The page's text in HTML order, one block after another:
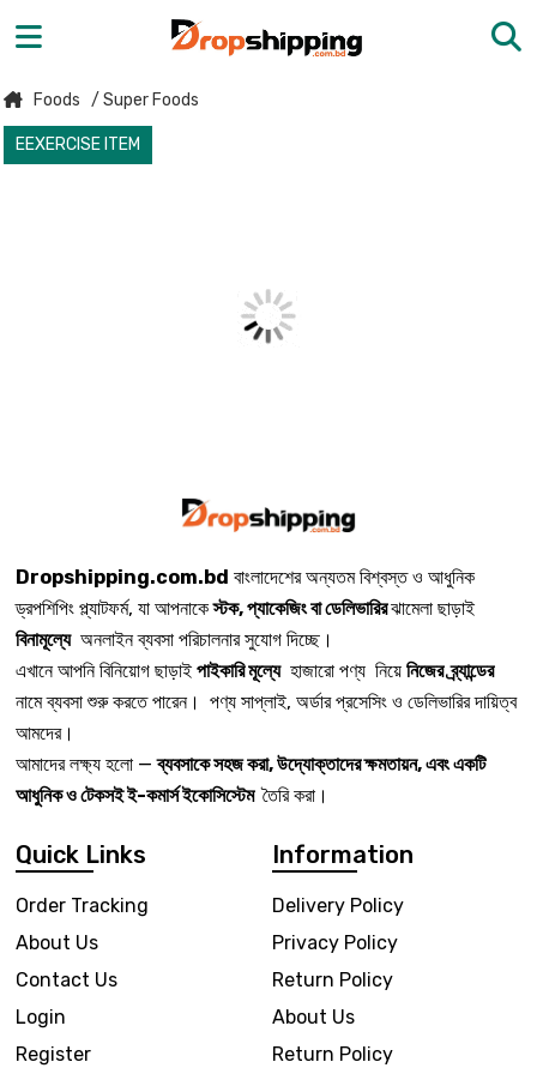
Foods / Super Foods
EEXERCISE ITEM
Dropshipping.com.bd বাংলাদেশের অন্যতম বিশ্বস্ত ও আধুনিক
ড্রপশিপিং প্ল্যাটফর্ম, যা আপনাকেস্টক, প্যাকেজিং বা ডেলিভারিরঝামেলা ছাড়াই
বিনামূল্যেঅনলাইন ব্যবসা পরিচালনার সুযোগ দিচ্ছে।
এখানে আপনি বিনিয়োগ ছাড়াই পাইকারি মূল্যেহাজারো পণ্য নিয়ে নিজের ব্র্যান্ডের
নামে ব্যবসা শুরু করতে পারেন। পণ্য সাপ্লাই, অর্ডার প্রসেসিং ও ডেলিভারির দায়িত্ব
আমদের।
আমাদের লক্ষ্য হলো —ব্যবসাকে সহজ করা, উদ্যোক্তাদের ক্ষমতায়ন, এবং একটি
আধুনিক ও টেকসই ই-কমার্স ইকোসিস্টেম তৈরি করা।
Quick Links
Order Tracking
About Us
Contact Us
Login
Register
Information
Delivery Policy
Privacy Policy
Return Policy
About Us
Return Policy